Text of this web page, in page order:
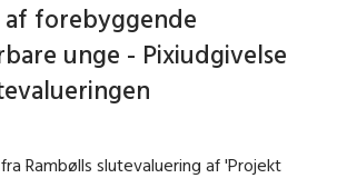
af forebyggende
unge - Pixiudgivelse
Rambølls slutevaluering af 'Projekt